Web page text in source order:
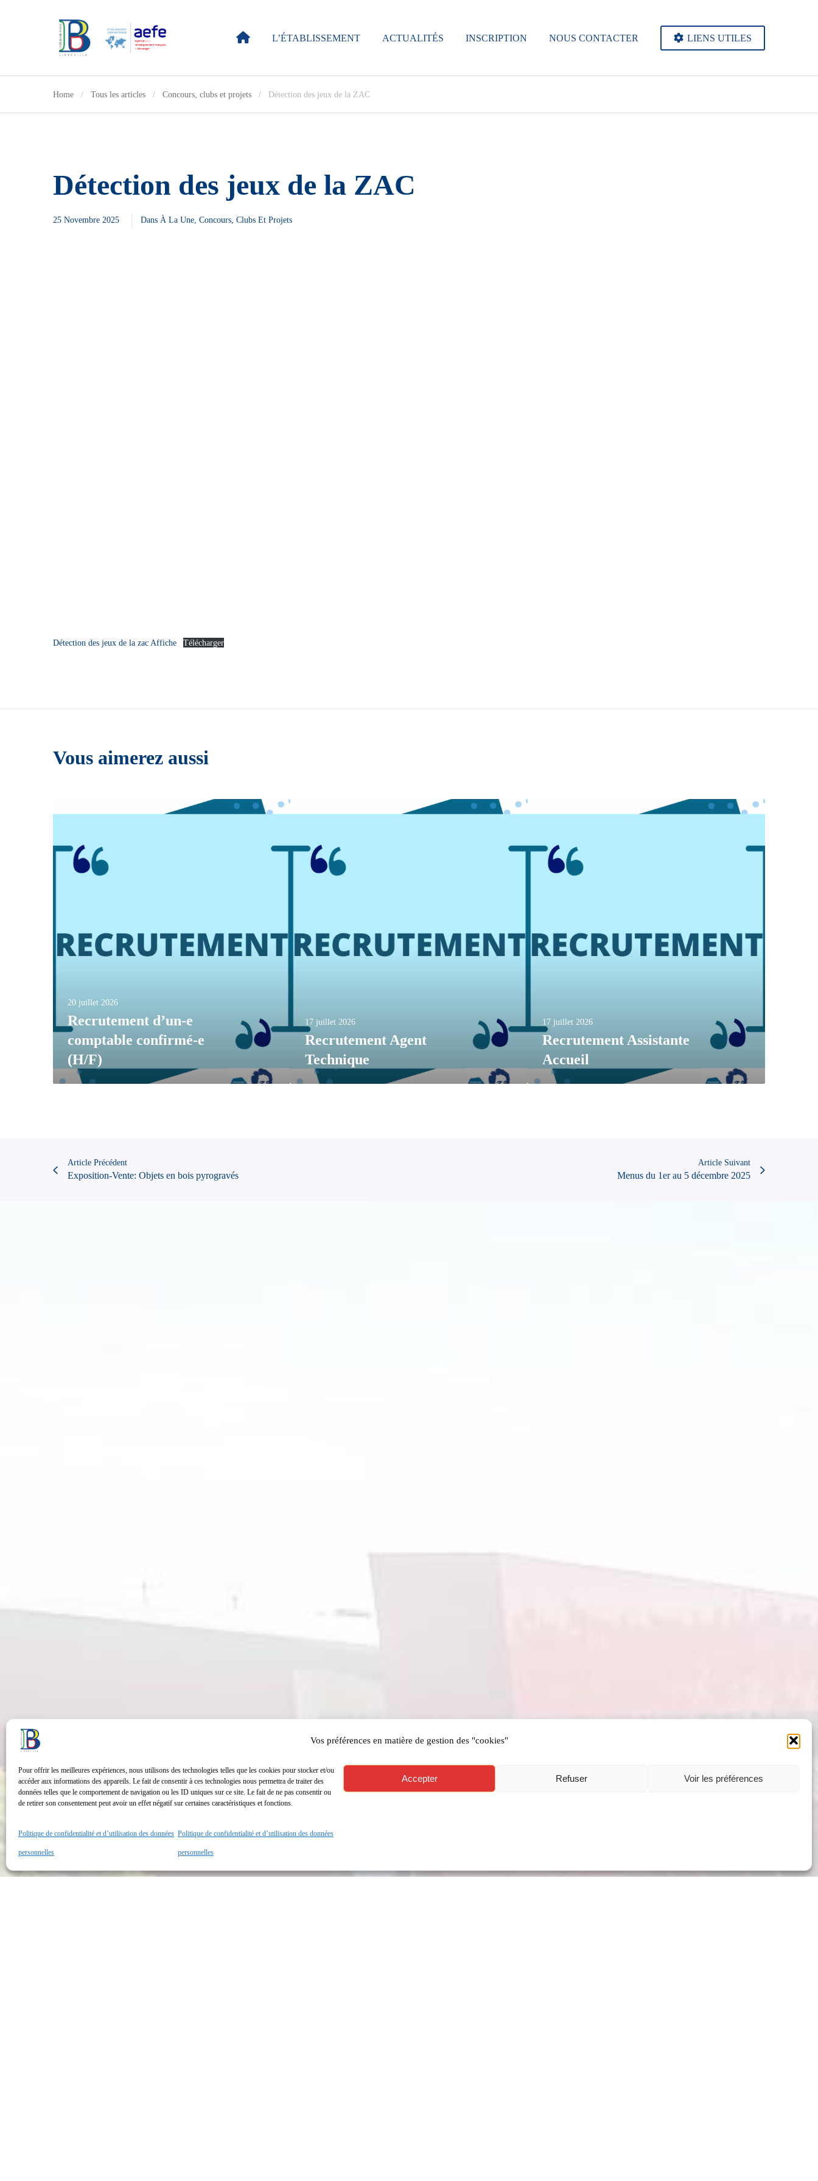
Vos préférences en matière de gestion des "cookies"
Pour offrir les meilleures expériences, nous utilisons des technologies telles que les cookies pour stocker et/ou
accéder aux informations des appareils. Le fait de consentir à ces technologies nous permettra de traiter des
données telles que le comportement de navigation ou les ID uniques sur ce site. Le fait de ne pas consentir ou
de retirer son consentement peut avoir un effet négatif sur certaines caractéristiques et fonctions.
Accepter Refuser Voir les préférences
Politique de confidentialité et d’utilisation des données
personnelles
Politique de confidentialité et d’utilisation des données
personnelles
L’ÉTABLISSEMENT ACTUALITÉS INSCRIPTION NOUS CONTACTER LIENS UTILES
Home Tous les articles Concours, clubs et projets Détection des jeux de la ZAC
Détection des jeux de la ZAC
25 Novembre 2025 Dans À La Une, Concours, Clubs Et Projets
Détection des jeux de la zac Affiche Télécharger
Vous aimerez aussi
20 juillet 2026
Recrutement d’un-e
comptable confirmé-e
(H/F)
17 juillet 2026
Recrutement Agent
Technique
17 juillet 2026
Recrutement Assistante
Accueil
Article Précédent
Exposition-Vente: Objets en bois pyrogravés
Article Suivant
Menus du 1er au 5 décembre 2025